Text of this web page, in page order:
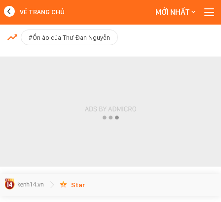
MỚI NHẤT
VỀ TRANG CHỦ MỚI NHẤT
#Ồn ào của Thư Đan Nguyễn
Star